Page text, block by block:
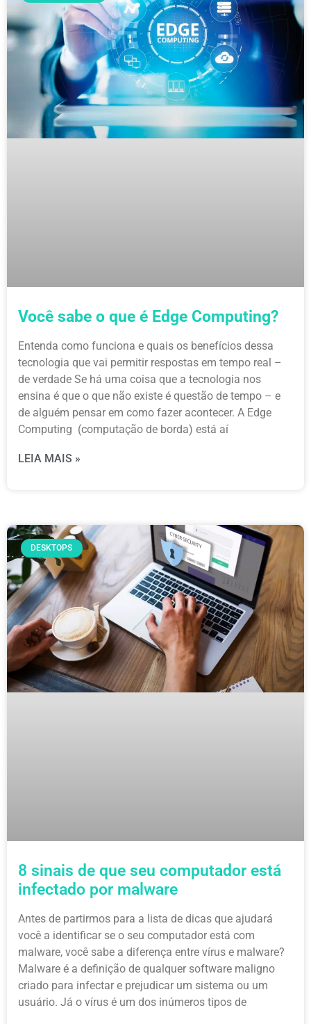
Você sabe o que é Edge Computing?
Entenda como funciona e quais os benefícios dessa
tecnologia que vai permitir respostas em tempo real –
de verdade Se há uma coisa que a tecnologia nos
ensina é que o que não existe é questão de tempo – e
de alguém pensar em como fazer acontecer. A Edge
Computing (computação de borda) está aí
LEIA MAIS »
DESKTOPS
8 sinais de que seu computador está
infectado por malware
Antes de partirmos para a lista de dicas que ajudará
você a identificar se o seu computador está com
malware, você sabe a diferença entre vírus e malware?
Malware é a definição de qualquer software maligno
criado para infectar e prejudicar um sistema ou um
usuário. Já o vírus é um dos inúmeros tipos de